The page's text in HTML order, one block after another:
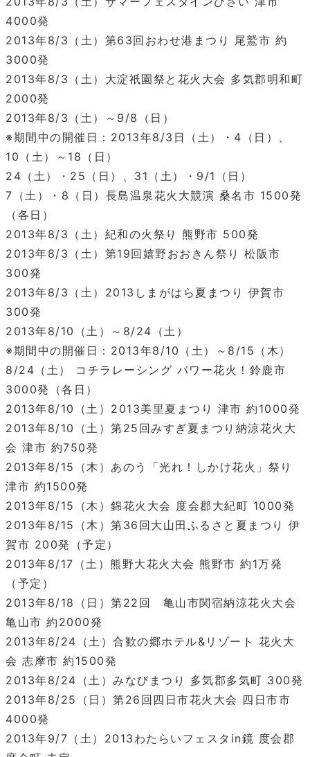
4000発
2013年8/3（土）第63回おわせ港まつり 尾鷲市 約
3000発
2013年8/3（土）大淀祇園祭と花火大会 多気郡明和町
2000発
2013年8/3（土）～9/8（日）
※期間中の開催日：2013年8/3日（土）・4（日）、
10（土）～18（日）
24（土）・25（日）、31（土）・9/1（日）
7（土）・8（日）長島温泉花火大競演 桑名市 1500発
（各日）
2013年8/3（土）紀和の火祭り 熊野市 500発
2013年8/3（土）第19回嬉野おおきん祭り 松阪市
300発
2013年8/3（土）2013しまがはら夏まつり 伊賀市
300発
2013年8/10（土）～8/24（土）
※期間中の開催日：2013年8/10（土）～8/15（木）
8/24（土） コチラレーシング パワー花火！鈴鹿市
3000発（各日）
2013年8/10（土）2013美里夏まつり 津市 約1000発
2013年8/10（土）第25回みすぎ夏まつり納涼花火大
会 津市 約750発
2013年8/15（木）あのう「光れ！しかけ花火」祭り
津市 約1500発
2013年8/15（木）錦花火大会 度会郡大紀町 1000発
2013年8/15（木）第36回大山田ふるさと夏まつり 伊
賀市 200発（予定）
2013年8/17（土）熊野大花火大会 熊野市 約1万発
（予定）
2013年8/18（日）第22回 亀山市関宿納涼花火大会
亀山市 約2000発
2013年8/24（土）合歓の郷ホテル&リゾート 花火大
会 志摩市 約1500発
2013年8/24（土）みなびまつり 多気郡多気町 300発
2013年8/25（日）第26回四日市花火大会 四日市市
4000発
2013年9/7（土）2013わたらいフェスタin鏡 度会郡